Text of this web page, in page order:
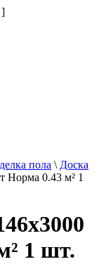
]
пола \ Доска
Норма 0.43 м² 1
1 шт.